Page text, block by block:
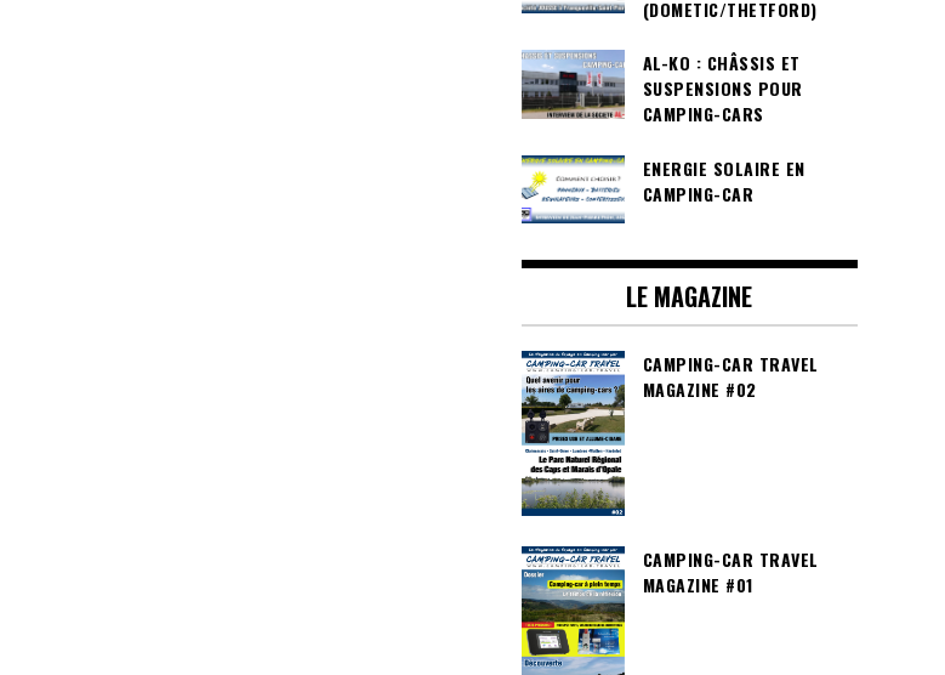
(DOMETIC/THETFORD)
AL-KO : CHÂSSIS ET
SUSPENSIONS POUR
CAMPING-CARS
ENERGIE SOLAIRE EN
CAMPING-CAR
LE MAGAZINE
CAMPING-CAR TRAVEL
MAGAZINE #02
CAMPING-CAR TRAVEL
MAGAZINE #01